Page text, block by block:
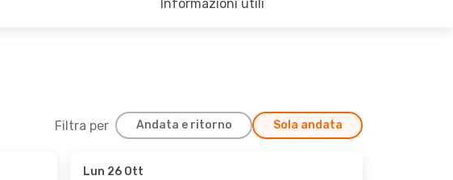
Informazioni utili
Filtra per Andata e ritorno Sola andata
Lun 26 Ott